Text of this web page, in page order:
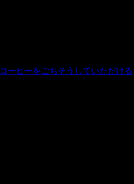
コーヒーをごちそうしていただける